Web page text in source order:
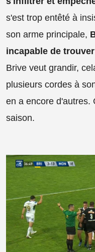
s'est trop entêté à
son arme principale,
incapable de
Brive veut grandir,
plusieurs cordes à
en a encore d'autres.
saison.